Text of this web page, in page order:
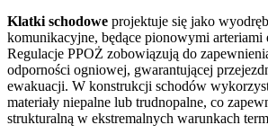
Klatki schodowe projektuje się jako
komunikacyjne, będące pionowymi arteriami
Regulacje PPOŻ zobowiązują do
odporności ogniowej, gwarantującej
ewakuacji. W konstrukcji schodów
materiały niepalne lub trudnopalne, co
strukturalną w ekstremalnych warunkach